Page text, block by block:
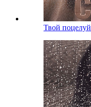
Твой поцелуй